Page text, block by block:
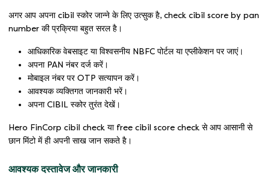
अगर आप अपना cibil स्कोर जान्ने के लिए उत्सुक है, check cibil score by pan
number की प्रक्रिया बहुत सरल है।
आधिकारिक वेबसाइट या विश्वसनीय NBFC पोर्टल या एप्लीकेशन पर जाएं।
अपना PAN नंबर दर्ज करें।
मोबाइल नंबर पर OTP सत्यापन करें।
आवश्यक व्यक्तिगत जानकारी भरें।
अपना CIBIL स्कोर तुरंत देखें।
Hero FinCorp cibil check या free cibil score check से आप आसानी से
छान मिंटो में ही अपनी साख जान सकते है।
आवश्यक दस्तावेज और जानकारी